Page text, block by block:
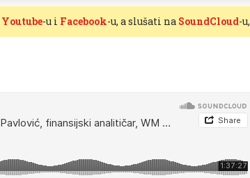
Youtube-u i Facebook-u, a slušati na SoundCloud-u,